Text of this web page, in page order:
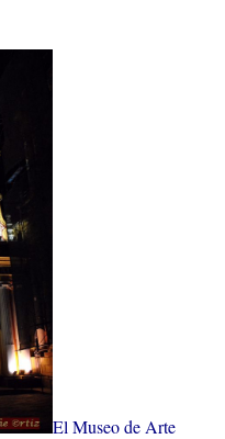
El Museo de Arte